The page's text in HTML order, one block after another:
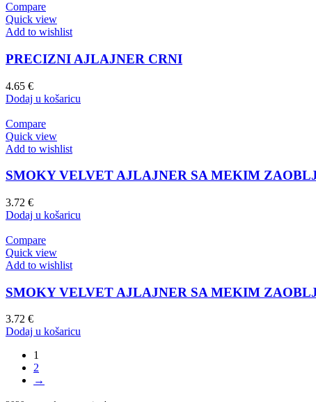
Compare
Quick view
Add to wishlist
PRECIZNI AJLAJNER CRNI
4.65 €
Dodaj u košaricu
Compare
Quick view
Add to wishlist
SMOKY VELVET AJLAJNER SA MEKIM
3.72 €
Dodaj u košaricu
Compare
Quick view
Add to wishlist
SMOKY VELVET AJLAJNER SA MEKIM
3.72 €
Dodaj u košaricu
1
2
→